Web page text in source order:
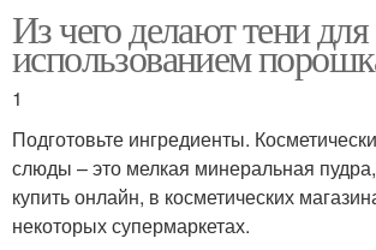
Из чего делают тени
использованием
1
Подготовьте ингредиенты.
слюды – это мелкая минеральная
купить онлайн, в косметических
некоторых супермаркетах.